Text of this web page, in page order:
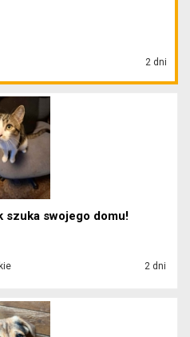
2 dni
szuka swojego domu!
2 dni